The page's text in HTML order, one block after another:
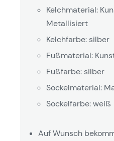
Kelchmaterial:
Metallisiert
Kelchfarbe: silber
Fußmaterial:
Fußfarbe: silber
Sockelmaterial:
Sockelfarbe: weiß
Auf Wunsch